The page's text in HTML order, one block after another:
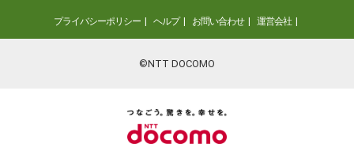
プライバシーポリシー ヘルプ お問い合わせ 運営会社
©NTT DOCOMO